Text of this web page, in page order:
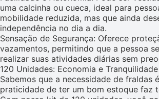
uma calcinha ou cueca, ideal para
mobilidade reduzida, mas que ainda
independência no dia a dia.
Sensação de Segurança: Oferece
vazamentos, permitindo que a pessoa
realizar suas atividades diárias sem
120 Unidades: Economia e
Sabemos que a necessidade de fraldas
praticidade de ter um bom estoque faz